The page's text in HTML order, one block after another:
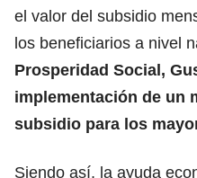
el valor del subsidio
los beneficiarios a nivel
Prosperidad Social,
implementación de un
subsidio para los
Siendo así, la ayuda